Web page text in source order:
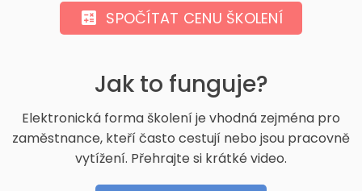
calculate SPOČÍTAT CENU ŠKOLENÍ
Jak to funguje?
Elektronická forma školení je vhodná zejména pro
zaměstnance, kteří často cestují nebo jsou pracovně
vytížení. Přehrajte si krátké video.